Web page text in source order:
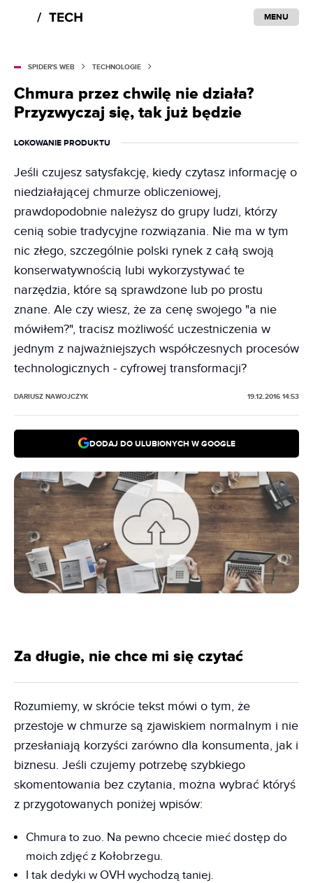
MENU
SPIDER'S WEB TECHNOLOGIE
Chmura przez chwilę nie działa?
Przyzwyczaj się, tak już będzie
LOKOWANIE PRODUKTU
Jeśli czujesz satysfakcję, kiedy czytasz informację o
niedziałającej chmurze obliczeniowej,
prawdopodobnie należysz do grupy ludzi, którzy
cenią sobie tradycyjne rozwiązania. Nie ma w tym
nic złego, szczególnie polski rynek z całą swoją
konserwatywnością lubi wykorzystywać te
narzędzia, które są sprawdzone lub po prostu
znane. Ale czy wiesz, że za cenę swojego "a nie
mówiłem?", tracisz możliwość uczestniczenia w
jednym z najważniejszych współczesnych procesów
technologicznych - cyfrowej transformacji?
DARIUSZ NAWOJCZYK 19.12.2016 14:53
DODAJ DO ULUBIONYCH W GOOGLE
Za długie, nie chce mi się czytać
Rozumiemy, w skrócie tekst mówi o tym, że
przestoje w chmurze są zjawiskiem normalnym i nie
przesłaniają korzyści zarówno dla konsumenta, jak i
biznesu. Jeśli czujemy potrzebę szybkiego
skomentowania bez czytania, można wybrać któryś
z przygotowanych poniżej wpisów:
Chmura to zuo. Na pewno chcecie mieć dostęp do
moich zdjęć z Kołobrzegu.
I tak dedyki w OVH wychodzą taniej.